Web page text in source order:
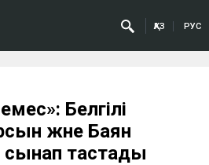
ҚАЗ РУС
Белгілі
және Баян
сынап тастады